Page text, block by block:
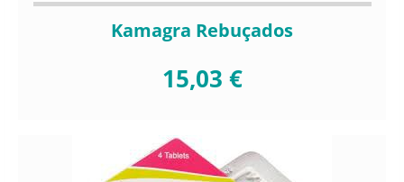
Kamagra Rebuçados
15,03 €